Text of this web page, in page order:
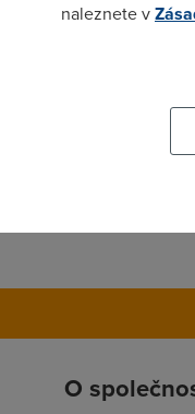
O
naleznete v